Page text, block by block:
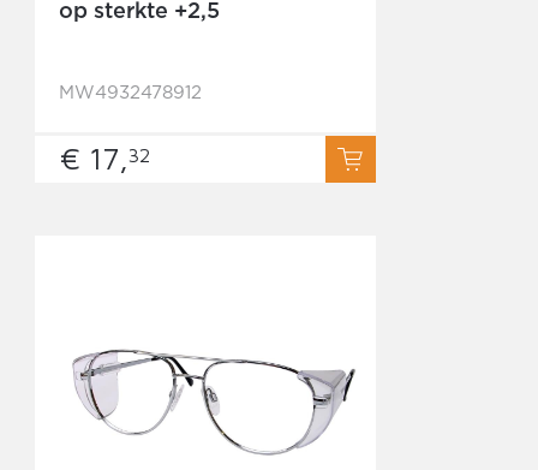
op sterkte +2,5
MW4932478912
€ 17,32